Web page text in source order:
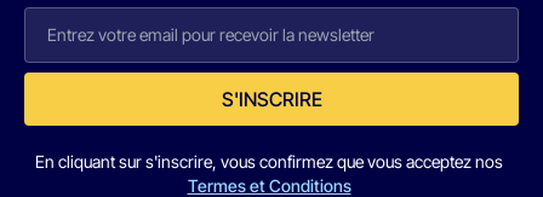
S'INSCRIRE
En cliquant sur s'inscrire, vous confirmez que vous acceptez nos
Termes et Conditions